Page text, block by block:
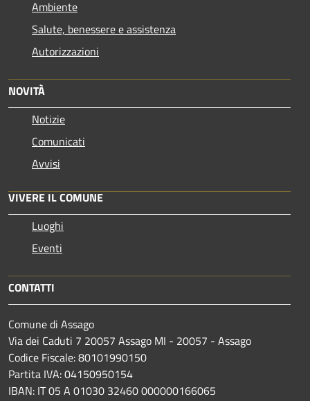
Ambiente
Salute, benessere e assistenza
Autorizzazioni
NOVITÀ
Notizie
Comunicati
Avvisi
VIVERE IL COMUNE
Luoghi
Eventi
CONTATTI
Comune di Assago
Via dei Caduti 7 20057 Assago MI - 20057 - Assago
Codice Fiscale: 80101990150
Partita IVA: 04150950154
IBAN: IT 05 A 01030 32460 000000166065